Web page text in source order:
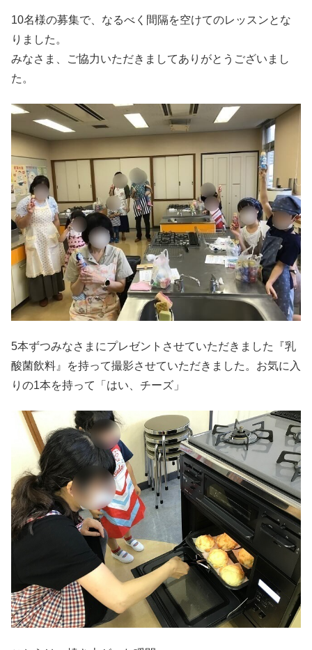
10名様の募集で、なるべく間隔を空けてのレッスンとな
りました。
みなさま、ご協力いただきましてありがとうございまし
た。
5本ずつみなさまにプレゼントさせていただきました『乳
酸菌飲料』を持って撮影させていただきました。お気に入
りの1本を持って「はい、チーズ」